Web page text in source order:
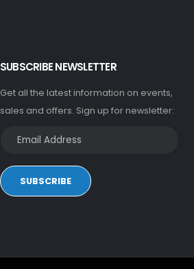
SUBSCRIBE NEWSLETTER
Get all the latest information on events,
sales and offers. Sign up for newsletter:
SUBSCRIBE